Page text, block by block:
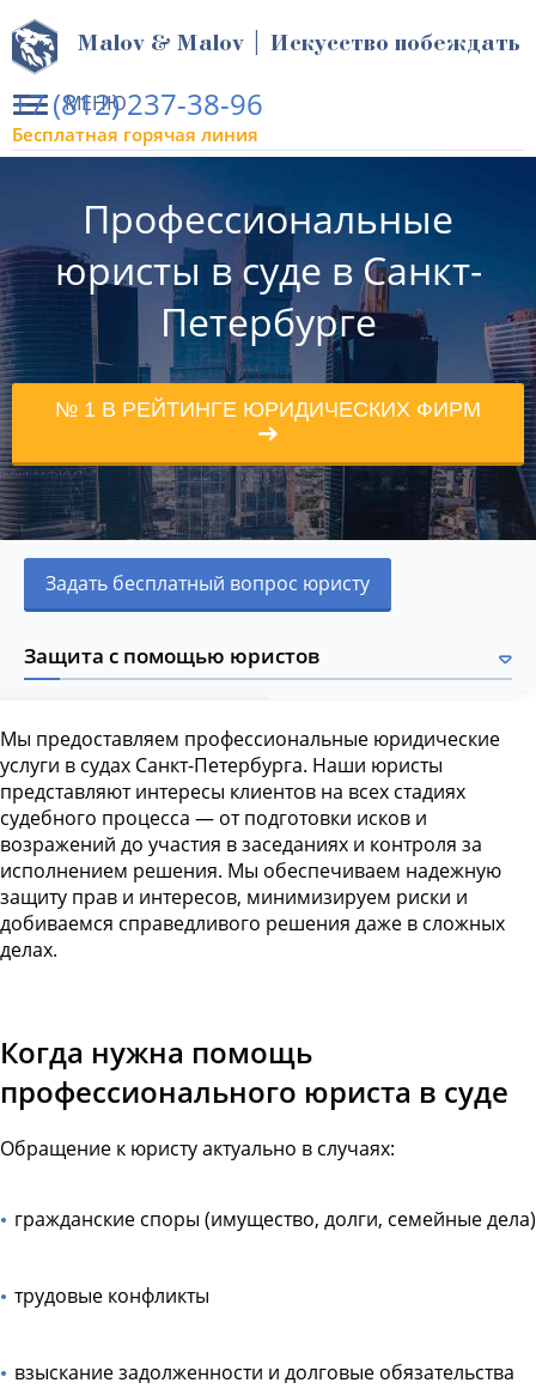
МЕНЮ
Malov & Malov | Искусство побеждать
+7 (812) 237-38-96
Бесплатная горячая линия
Профессиональные
юристы в суде в Санкт-
Петербурге
№ 1 В РЕЙТИНГЕ ЮРИДИЧЕСКИХ ФИРМ
Задать бесплатный вопрос юристу
Защита с помощью юристов
Мы предоставляем профессиональные юридические
услуги в судах Санкт-Петербурга. Наши юристы
представляют интересы клиентов на всех стадиях
судебного процесса — от подготовки исков и
возражений до участия в заседаниях и контроля за
исполнением решения. Мы обеспечиваем надежную
защиту прав и интересов, минимизируем риски и
добиваемся справедливого решения даже в сложных
делах.
Когда нужна помощь
профессионального юриста в суде
Обращение к юристу актуально в случаях:
гражданские споры (имущество, долги, семейные дела)
трудовые конфликты
взыскание задолженности и долговые обязательства